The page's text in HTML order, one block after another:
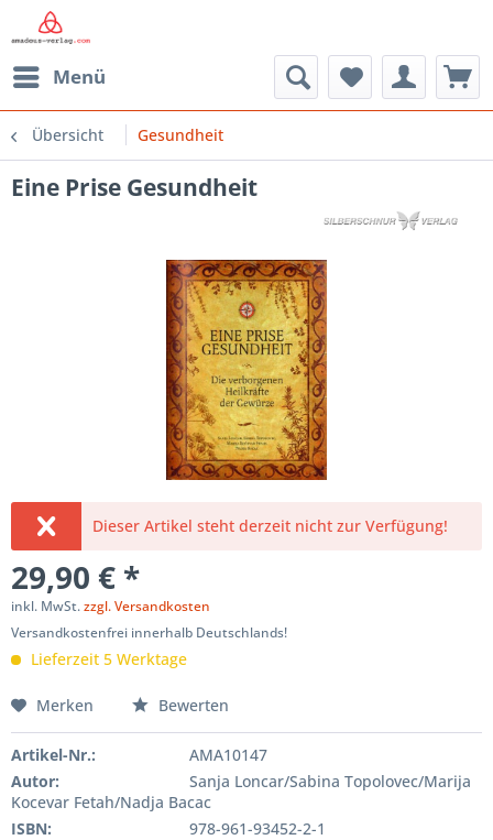
Menü
Übersicht Gesundheit
Eine Prise Gesundheit
Dieser Artikel steht derzeit nicht zur Verfügung!
29,90 € *
inkl. MwSt.zzgl. Versandkosten
Versandkostenfrei innerhalb Deutschlands!
Lieferzeit 5 Werktage
Merken Bewerten
Artikel-Nr.:
AMA10147
Autor:
Sanja Loncar/Sabina Topolovec/Marija
Kocevar Fetah/Nadja Bacac
ISBN:
978-961-93452-2-1